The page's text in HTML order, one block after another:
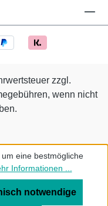
zzgl.
wenn nicht
eine bestmögliche
Informationen ...
notwendige